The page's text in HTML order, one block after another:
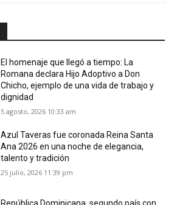
El homenaje que llegó a tiempo: La
Romana declara Hijo Adoptivo a Don
Chicho, ejemplo de una vida de trabajo y
dignidad
5 agosto, 2026 10:33 am
Azul Taveras fue coronada Reina Santa
Ana 2026 en una noche de elegancia,
talento y tradición
25 julio, 2026 11:39 pm